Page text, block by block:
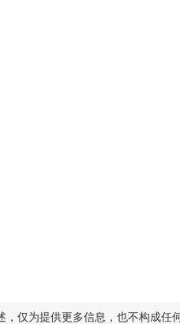
，仅为提供更多信息，也不构成